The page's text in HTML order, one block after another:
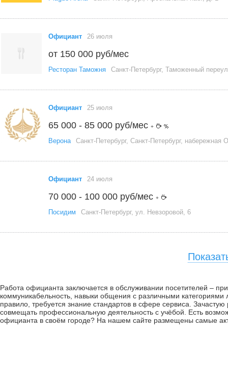
Официант 26 июля
от 150 000 руб/мес
Ресторан Таможня Санкт-Петербург, Таможенный
Официант 25 июля
65 000 - 85 000 руб/мес +
Верона Санкт-Петербург, Санкт-Петербург,
Официант 24 июля
70 000 - 100 000 руб/мес +
Посидим Санкт-Петербург, ул. Невзоровой, 6
Работа официанта заключается в обслуживании посетителей –
коммуникабельность, навыки общения с различными
правило, требуется знание стандартов в сфере сервиса.
совмещать профессиональную деятельность с учёбой. Есть
официанта в своём городе? На нашем сайте размещены самые